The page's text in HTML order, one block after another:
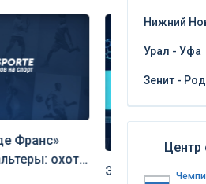
Франс»
охота
и
Экспресс дня
Урал - Уфа
Зенит -
Центр